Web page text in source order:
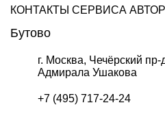
КОНТАКТЫ СЕРВИСА
Бутово
г. Москва, Чечёрский
Адмирала Ушакова
+7 (495) 717-24-24